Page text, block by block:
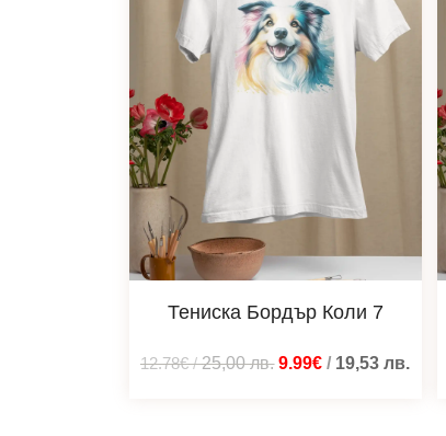
Тениска Бордър Коли 7
12.78€/25,00лв. 9.99€ / 19,53лв.